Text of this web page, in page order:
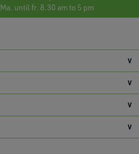
Ma. until fr. 8.30 am to 5 pm